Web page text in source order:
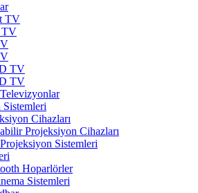
TV
TV
TV
Cihazları
Projeksiyon Cihazları
Sistemleri
Hoparlörler
Sistemleri